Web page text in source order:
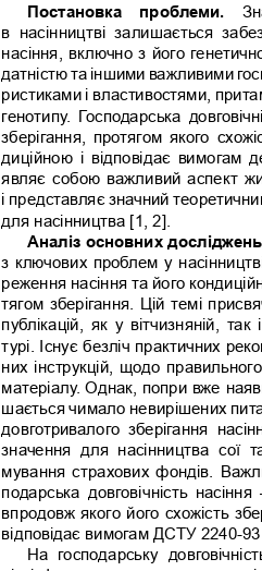
Постановка  проблеми.
в  насінництві  залишається
насіння, включно з його
датністю та іншими важливими
ристиками і властивостями,
генотипу.  Господарська
зберігання,  протягом  якого
диційною  і  відповідає  вимогам
являє собою важливий аспект
і представляє значний
для насінництва [1, 2].
Аналіз основних досліджень
з ключових проблем у
реження насіння та його
тягом зберігання. Цій темі
публікацій,  як  у  вітчизняній,  так
турі. Існує безліч практичних
них інструкцій, щодо
матеріалу. Однак, попри вже
шається чимало невирішених
довготривалого  зберігання
значення  для  насінництва  сої
мування страхових фондів.
подарська  довговічність  насіння
впродовж якого його схожість
відповідає вимогам ДСТУ 2240-93
На  господарську